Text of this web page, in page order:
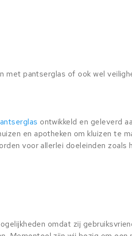
met pantserglas of ook wel
ontwikkeld en geleverd
en apotheken om kluizen te
voor allerlei doeleinden zoals
omdat zij